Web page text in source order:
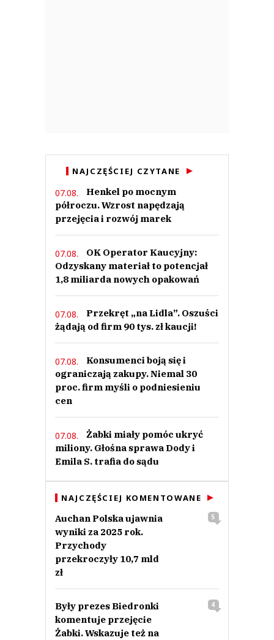
NAJCZĘŚCIEJ CZYTANE
07.08.
Henkel po mocnym
półroczu. Wzrost napędzają
przejęcia i rozwój marek
07.08.
OK Operator Kaucyjny:
Odzyskany materiał to potencjał
1,8 miliarda nowych opakowań
07.08.
Przekręt „na Lidla”. Oszuści
żądają od firm 90 tys. zł kaucji!
07.08.
Konsumenci boją się i
ograniczają zakupy. Niemal 30
proc. firm myśli o podniesieniu
cen
07.08.
Żabki miały pomóc ukryć
miliony. Głośna sprawa Dody i
Emila S. trafia do sądu
NAJCZĘŚCIEJ KOMENTOWANE
Auchan Polska ujawnia
wyniki za 2025 rok.
Przychody
przekroczyły 10,7 mld
zł
5
Były prezes Biedronki
komentuje przejęcie
Żabki. Wskazuje też na
4